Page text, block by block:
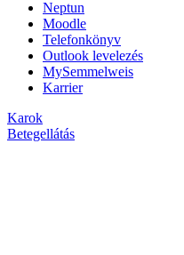
Neptun
Moodle
Telefonkönyv
Outlook levelezés
MySemmelweis
Karrier
Karok
Betegellátás